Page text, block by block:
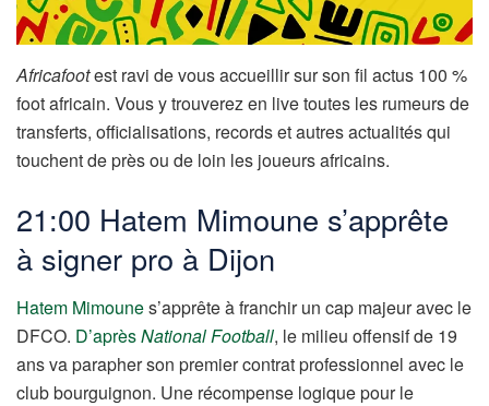
Africafootest ravi de vous accueillir sur son fil actus 100 %
foot africain. Vous y trouverez en live toutes les rumeurs de
transferts, officialisations, records et autres actualités qui
touchent de près ou de loin les joueurs africains.
21:00 Hatem Mimoune s’apprête
à signer pro à Dijon
Hatem Mimounes’apprête à franchir un cap majeur avec le
DFCO. D’aprèsNational Football, le milieu offensif de 19
ans va parapher son premier contrat professionnel avec le
club bourguignon. Une récompense logique pour le